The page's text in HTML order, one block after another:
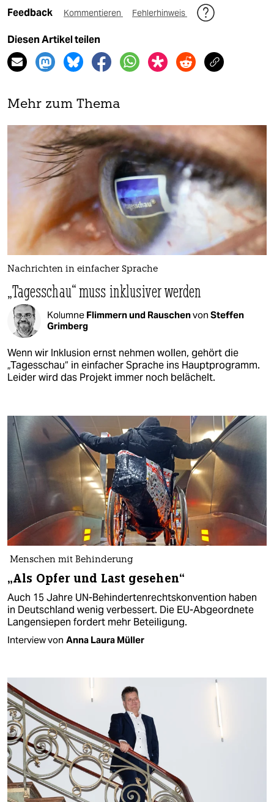
Feedback Kommentieren Fehlerhinweis
Diesen Artikel teilen
Mehr zum Thema
Nachrichten in einfacher Sprache
„Tagesschau“ muss inklusiver werden
Kolumne Flimmern und Rauschenvon Steffen
Grimberg
Wenn wir Inklusion ernst nehmen wollen, gehört die
„Tagesschau“ in einfacher Sprache ins Hauptprogramm.
Leider wird das Projekt immer noch belächelt.
Menschen mit Behinderung
„Als Opfer und Last gesehen“
Auch 15 Jahre UN-Behindertenrechtskonvention haben
in Deutschland wenig verbessert. Die EU-Abgeordnete
Langensiepen fordert mehr Beteiligung.
Interview von Anna Laura Müller